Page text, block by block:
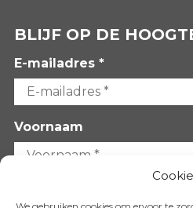
BLIJF OP DE
E-mailadres *
Voornaam